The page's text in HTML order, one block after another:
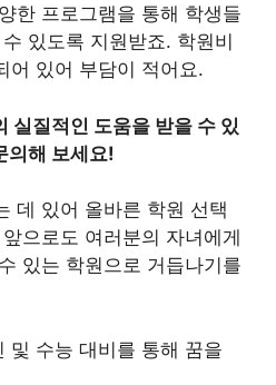
한 프로그램을 통해 학생들
있도록 지원받죠. 학원비
어 있어 부담이 적어요.
실질적인 도움을 받을 수 있
의해 보세요!
데 있어 올바른 학원 선택
으로도 여러분의 자녀에게
있는 학원으로 거듭나기를
및 수능 대비를 통해 꿈을